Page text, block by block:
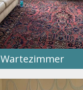
Wartezimmer